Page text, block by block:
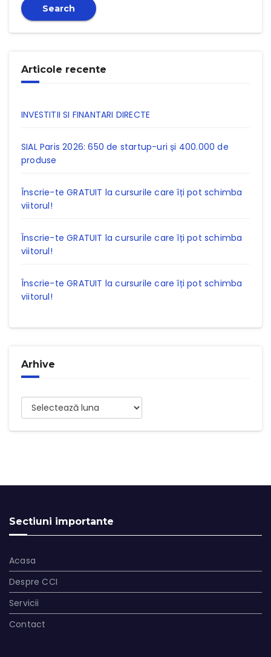
Search
Articole recente
INVESTITII SI FINANTARI DIRECTE
SIAL Paris 2026: 650 de startup-uri și 400.000 de
produse
Înscrie-te GRATUIT la cursurile care îți pot schimba
viitorul!
Înscrie-te GRATUIT la cursurile care îți pot schimba
viitorul!
Înscrie-te GRATUIT la cursurile care îți pot schimba
viitorul!
Arhive
Arhive
Sectiuni importante
Acasa
Despre CCI
Servicii
Contact